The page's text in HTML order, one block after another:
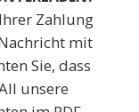
Zahlung
mit
Sie, dass
unsere